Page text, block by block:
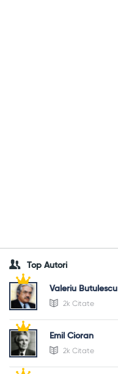
Top Autori
Valeriu Butulescu
2k Citate
Emil Cioran
2k Citate